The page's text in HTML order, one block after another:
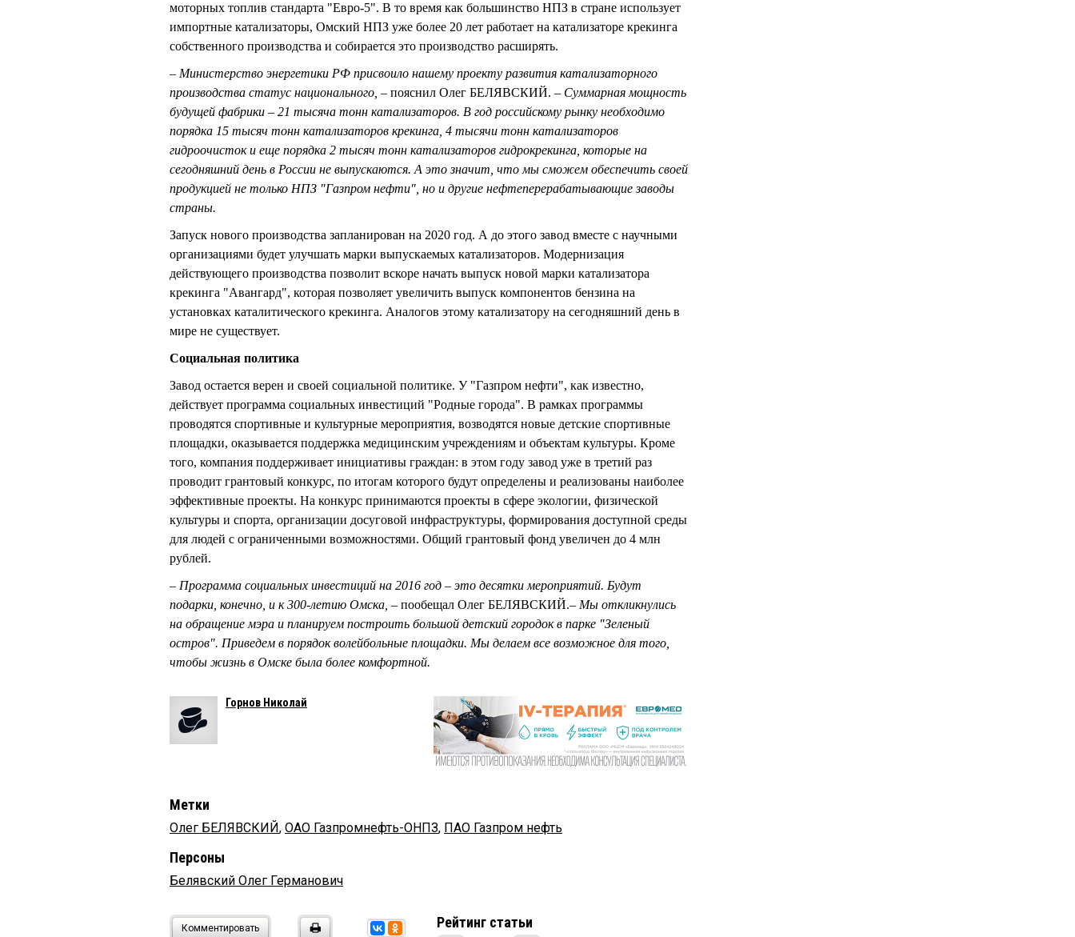
моторных топлив стандарта "Евро-5". В то время как большинство НПЗ в стране использует
импортные катализаторы, Омский НПЗ уже более 20 лет работает на катализаторе крекинга
собственного производства и собирается это производство расширять.
– Министерство энергетики РФ присвоило нашему проекту развития катализаторного
производства статус национального, – пояснил Олег БЕЛЯВСКИЙ. – Суммарная мощность
будущей фабрики – 21 тысяча тонн катализаторов. В год российскому рынку необходимо
порядка 15 тысяч тонн катализаторов крекинга, 4 тысячи тонн катализаторов
гидроочисток и еще порядка 2 тысяч тонн катализаторов гидрокрекинга, которые на
сегодняшний день в России не выпускаются. А это значит, что мы сможем обеспечить своей
продукцией не только НПЗ "Газпром нефти", но и другие нефтеперерабатывающие заводы
страны.
Запуск нового производства запланирован на 2020 год. А до этого завод вместе с научными
организациями будет улучшать марки выпускаемых катализаторов. Модернизация
действующего производства позволит вскоре начать выпуск новой марки катализатора
крекинга "Авангард", которая позволяет увеличить выпуск компонентов бензина на
установках каталитического крекинга. Аналогов этому катализатору на сегодняшний день в
мире не существует.
Социальная политика
Завод остается верен и своей социальной политике. У "Газпром нефти", как известно,
действует программа социальных инвестиций "Родные города". В рамках программы
проводятся спортивные и культурные мероприятия, возводятся новые детские спортивные
площадки, оказывается поддержка медицинским учреждениям и объектам культуры. Кроме
того, компания поддерживает инициативы граждан: в этом году завод уже в третий раз
проводит грантовый конкурс, по итогам которого будут определены и реализованы наиболее
эффективные проекты. На конкурс принимаются проекты в сфере экологии, физической
культуры и спорта, организации досуговой инфраструктуры, формирования доступной среды
для людей с ограниченными возможностями. Общий грантовый фонд увеличен до 4 млн
рублей.
– Программа социальных инвестиций на 2016 год – это десятки мероприятий. Будут
подарки, конечно, и к 300-летию Омска, – пообещал Олег БЕЛЯВСКИЙ.– Мы откликнулись
на обращение мэра и планируем построить большой детский городок в парке "Зеленый
остров". Приведем в порядок волейбольные площадки. Мы делаем все возможное для того,
чтобы жизнь в Омске была более комфортной.
Горнов Николай
Метки
Олег БЕЛЯВСКИЙ, ОАО Газпромнефть-ОНПЗ, ПАО Газпром нефть
Персоны
Белявский Олег Германович
Комментировать Рейтинг статьи